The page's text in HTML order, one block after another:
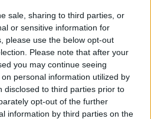
sale, sharing to third parties, or
or sensitive information for
please use the below opt-out
Please note that after your
you may continue seeing
personal information utilized by
disclosed to third parties prior to
opt-out of the further
information by third parties on the
Alonsótól.
és meglepetésre Gasly áll